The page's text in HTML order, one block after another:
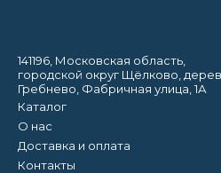
141196, Московская область,
городской округ Щёлково,
Гребнево, Фабричная улица, 1А
Каталог
О нас
Доставка и оплата
Контакты